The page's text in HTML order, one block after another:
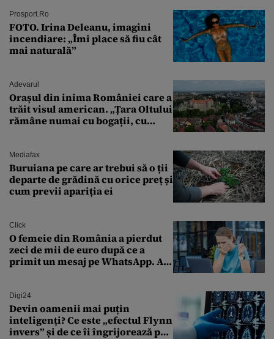
Prosport.ro
FOTO. Irina Deleanu, imagini
incendiare: „Îmi place să fiu cât
mai naturală”
Adevarul
Orașul din inima României care a
trăit visul american. „Țara Oltului
rămâne numai cu bogații, cu
Mediafax
Buruiana pe care ar trebui să o ții
departe de grădină cu orice preț și
cum previi apariția ei
Click
O femeie din România a pierdut
zeci de mii de euro după ce a
primit un mesaj pe WhatsApp. A
Digi24
Devin oamenii mai puțin
inteligenți? Ce este „efectul Flynn
invers” și de ce îi îngrijorează pe